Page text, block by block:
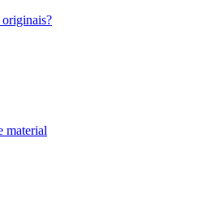
material